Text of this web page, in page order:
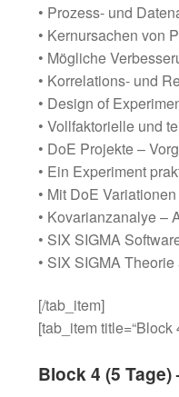
• Prozess- und
• Kernursachen von
• Mögliche
• Korrelations- und
• Design of
• Vollfaktorielle und
• DoE Projekte –
• Ein Experiment
• Mit DoE
• Kovarianzanalye –
• SIX SIGMA
• SIX SIGMA
[/tab_item]
[tab_item title=“Block
Block 4 (5 Tage)